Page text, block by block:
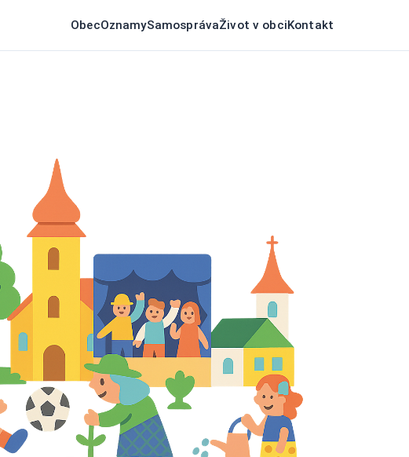
ObecOznamySamosprávaŽivot v obciKontakt